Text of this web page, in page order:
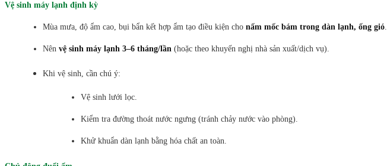
Vệ sinh máy lạnh định kỳ
Mùa mưa, độ ẩm cao, bụi bẩn kết hợp ẩm tạo điều kiện cho nấm mốc bám trong dàn lạnh, ống gió.
Nên vệ sinh máy lạnh 3–6 tháng/lần (hoặc theo khuyến nghị nhà sản xuất/dịch vụ).
Khi vệ sinh, cần chú ý:
Vệ sinh lưới lọc.
Kiểm tra đường thoát nước ngưng (tránh chảy nước vào phòng).
Khử khuẩn dàn lạnh bằng hóa chất an toàn.